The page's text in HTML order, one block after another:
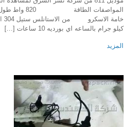
كيلو جرام بالساعه اي بورديه 10 ساعات […]
المزيد